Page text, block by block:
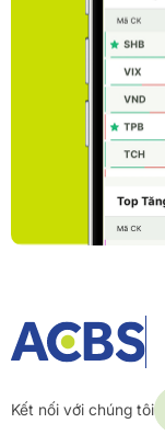
Kết nối với chúng tôi